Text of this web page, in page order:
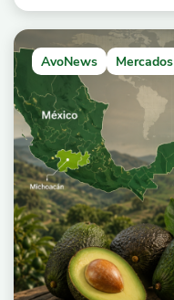
AvoNews Mercados